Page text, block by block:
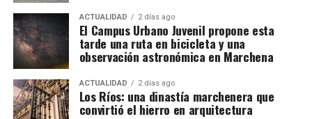
ACTUALIDAD 2 días ago
El Campus Urbano Juvenil propone esta
tarde una ruta en bicicleta y una
observación astronómica en Marchena
ACTUALIDAD 2 días ago
Los Ríos: una dinastía marchenera que
convirtió el hierro en arquitectura